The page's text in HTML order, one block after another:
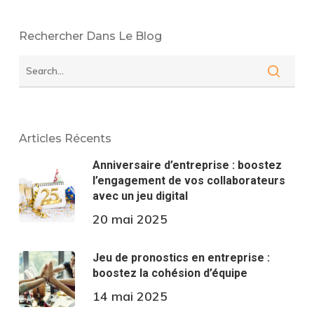
Rechercher Dans Le Blog
Articles Récents
Anniversaire d’entreprise : boostez
l’engagement de vos collaborateurs
avec un jeu digital
20 mai 2025
Jeu de pronostics en entreprise :
boostez la cohésion d’équipe
14 mai 2025